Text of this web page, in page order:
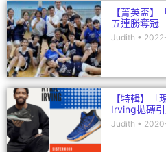
【菁英盃
五連勝奪冠
Judith
【特輯】「
Irving拋磚
Judith